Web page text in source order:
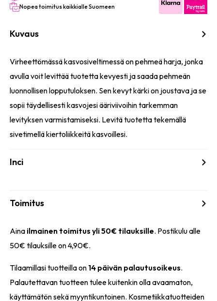
Nopea toimitus kaikkialle Suomeen
Kuvaus
Virheettömässä kasvosiveltimessä on pehmeä harja, jonka
avulla voit levittää tuotetta kevyesti ja saada pehmeän
luonnollisen lopputuloksen. Sen kevyt kärki on joustava ja se
sopii täydellisesti kasvojesi ääriviivoihin tarkemman
levityksen varmistamiseksi. Levitä tuotetta tekemällä
sivetimellä kiertoliikkeitä kasvoillesi.
Inci
Toimitus
Aina ilmainen toimitus yli 50€ tilauksille. Postikulu alle
50€ tilauksille on 4,90€.
Tilaamillasi tuotteilla on 14 päivän palautusoikeus.
Palautettavan tuotteen tulee kuitenkin olla avaamaton,
käyttämätön sekä myyntikuntoinen. Kosmetiikkatuotteiden